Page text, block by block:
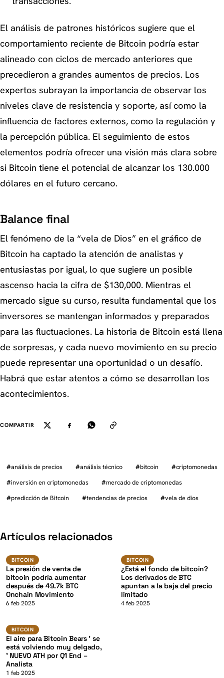
El análisis de patrones históricos sugiere que el
comportamiento reciente de Bitcoin podría estar
alineado con ciclos de mercado anteriores que
precedieron a grandes aumentos de precios. Los
expertos subrayan la importancia de observar los
niveles clave de resistencia y soporte, así como la
influencia de factores externos, como la regulación y
la percepción pública. El seguimiento de estos
elementos podría ofrecer una visión más clara sobre
si Bitcoin tiene el potencial de alcanzar los 130.000
dólares en el futuro cercano.
Balance final
El fenómeno de la “vela de Dios” en el gráfico de
Bitcoin ha captado la atención de analistas y
entusiastas por igual, lo que sugiere un posible
ascenso hacia la cifra de $130,000. Mientras el
mercado sigue su curso, resulta fundamental que los
inversores se mantengan informados y preparados
para las fluctuaciones. La historia de Bitcoin está llena
de sorpresas, y cada nuevo movimiento en su precio
puede representar una oportunidad o un desafío.
Habrá que estar atentos a cómo se desarrollan los
acontecimientos.
COMPARTIR
#análisis de precios #análisis técnico #bitcoin #criptomonedas
#inversión en criptomonedas #mercado de criptomonedas
#predicción de Bitcoin #tendencias de precios #vela de dios
Artículos relacionados
BITCOIN BTC K
BITCOIN
La presión de venta de
bitcoin podría aumentar
después de 49.7k BTC
Onchain Movimiento
6 feb 2025
BITCOIN
BITCOIN
¿Está el fondo de bitcoin?
Los derivados de BTC
apuntan a la baja del precio
limitado
4 feb 2025
BITCOIN K
BITCOIN
El aire para Bitcoin Bears ' se
está volviendo muy delgado,
' NUEVO ATH por Q1 End –
Analista
1 feb 2025